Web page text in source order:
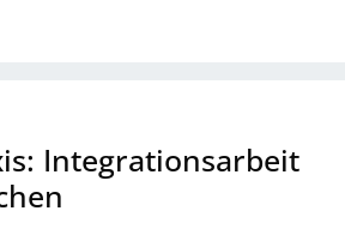
Integrationsarbeit